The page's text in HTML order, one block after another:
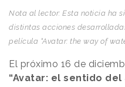
Nota al lector: Esta noticia ha
distintas acciones
película “Avatar: the way of
El próximo 16 de
“Avatar: el sentido del